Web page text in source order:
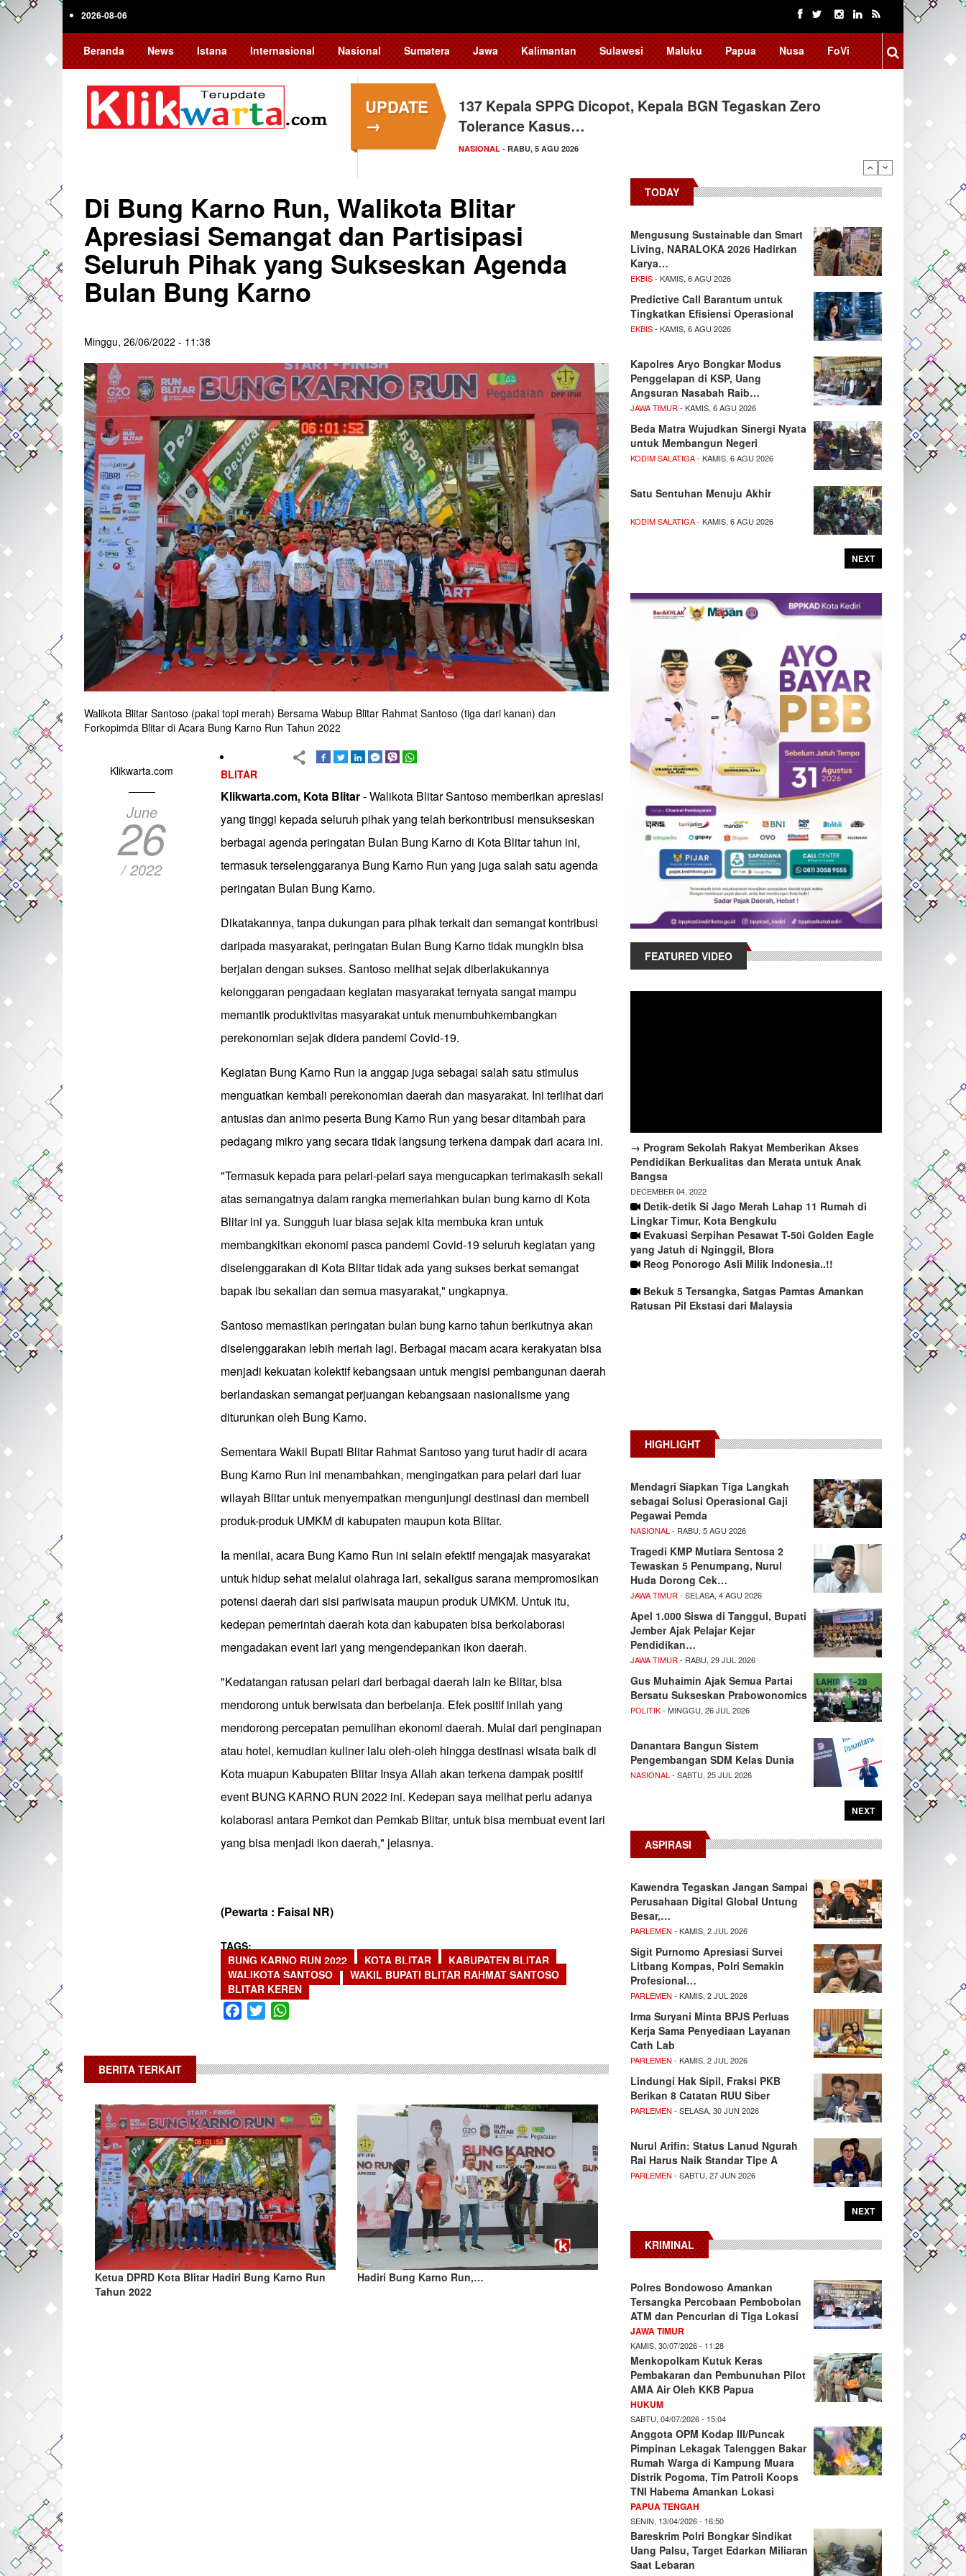
Skip
2026-08-06
Beranda News Istana Internasional Nasional Sumatera Jawa Kalimantan Sulawesi Maluku Papua Nusa FoVi
UPDATE
→
137 Kepala SPPG Dicopot, Kepala BGN Tegaskan Zero
Tolerance Kasus…
NASIONAL - RABU, 5 AGU 2026
Siswa Sekolah Rakyat Makassar Raih Prestasi Akademik
Tingkat Nasional
SULAWESI SELATAN- SELASA, 4 AGU 2026
Di Bung Karno Run, Walikota Blitar
Apresiasi Semangat dan Partisipasi
Seluruh Pihak yang Sukseskan Agenda
Bulan Bung Karno
Minggu, 26/06/2022 - 11:38
Walikota Blitar Santoso (pakai topi merah) Bersama Wabup Blitar Rahmat Santoso (tiga dari kanan) dan
Forkopimda Blitar di Acara Bung Karno Run Tahun 2022
Klikwarta.com
June
26
/ 2022
BLITAR
Klikwarta.com, Kota Blitar- Walikota Blitar Santoso memberikan apresiasi
yang tinggi kepada seluruh pihak yang telah berkontribusi mensukseskan
berbagai agenda peringatan Bulan Bung Karno di Kota Blitar tahun ini,
termasuk terselenggaranya Bung Karno Run yang juga salah satu agenda
peringatan Bulan Bung Karno.
Dikatakannya, tanpa dukungan para pihak terkait dan semangat kontribusi
daripada masyarakat, peringatan Bulan Bung Karno tidak mungkin bisa
berjalan dengan sukses. Santoso melihat sejak diberlakukannya
kelonggaran pengadaan kegiatan masyarakat ternyata sangat mampu
memantik produktivitas masyarakat untuk menumbuhkembangkan
perekonomian sejak didera pandemi Covid-19.
Kegiatan Bung Karno Run ia anggap juga sebagai salah satu stimulus
menguatkan kembali perekonomian daerah dan masyarakat. Ini terlihat dari
antusias dan animo peserta Bung Karno Run yang besar ditambah para
pedagang mikro yang secara tidak langsung terkena dampak dari acara ini.
"Termasuk kepada para pelari-pelari saya mengucapkan terimakasih sekali
atas semangatnya dalam rangka memeriahkan bulan bung karno di Kota
Blitar ini ya. Sungguh luar biasa sejak kita membuka kran untuk
membangkitkan ekonomi pasca pandemi Covid-19 seluruh kegiatan yang
diselenggarakan di Kota Blitar tidak ada yang sukses berkat semangat
bapak ibu sekalian dan semua masyarakat," ungkapnya.
Santoso memastikan peringatan bulan bung karno tahun berikutnya akan
diselenggarakan lebih meriah lagi. Berbagai macam acara kerakyatan bisa
menjadi kekuatan kolektif kebangsaan untuk mengisi pembangunan daerah
berlandaskan semangat perjuangan kebangsaan nasionalisme yang
diturunkan oleh Bung Karno.
Sementara Wakil Bupati Blitar Rahmat Santoso yang turut hadir di acara
Bung Karno Run ini menambahkan, mengingatkan para pelari dari luar
wilayah Blitar untuk menyempatkan mengunjungi destinasi dan membeli
produk-produk UMKM di kabupaten maupun kota Blitar.
Ia menilai, acara Bung Karno Run ini selain efektif mengajak masyarakat
untuk hidup sehat melalui olahraga lari, sekaligus sarana mempromosikan
potensi daerah dari sisi pariwisata maupun produk UMKM. Untuk itu,
kedepan pemerintah daerah kota dan kabupaten bisa berkolaborasi
mengadakan event lari yang mengendepankan ikon daerah.
"Kedatangan ratusan pelari dari berbagai daerah lain ke Blitar, bisa
mendorong untuk berwisata dan berbelanja. Efek positif inilah yang
mendorong percepatan pemulihan ekonomi daerah. Mulai dari penginapan
atau hotel, kemudian kuliner lalu oleh-oleh hingga destinasi wisata baik di
Kota muapun Kabupaten Blitar Insya Allah akan terkena dampak positif
event BUNG KARNO RUN 2022 ini. Kedepan saya melihat perlu adanya
kolaborasi antara Pemkot dan Pemkab Blitar, untuk bisa membuat event lari
yang bisa menjadi ikon daerah," jelasnya.
(Pewarta : Faisal NR)
TAGS
BUNG KARNO RUN 2022
KOTA BLITAR
KABUPATEN BLITAR
WALIKOTA SANTOSO
WAKIL BUPATI BLITAR RAHMAT SANTOSO
BLITAR KEREN
Facebook
Twitter
BERITA TERKAIT
Ketua DPRD Kota Blitar Hadiri Bung Karno Run
Tahun 2022
Hadiri Bung Karno Run,…
TODAY
Mengusung Sustainable dan Smart
Living, NARALOKA 2026 Hadirkan
Karya…
EKBIS- KAMIS, 6 AGU 2026
Predictive Call Barantum untuk
Tingkatkan Efisiensi Operasional
EKBIS- KAMIS, 6 AGU 2026
Kapolres Aryo Bongkar Modus
Penggelapan di KSP, Uang
Angsuran Nasabah Raib…
JAWA TIMUR - KAMIS, 6 AGU 2026
Beda Matra Wujudkan Sinergi Nyata
untuk Membangun Negeri
KODIM SALATIGA- KAMIS, 6 AGU 2026
Satu Sentuhan Menuju Akhir
KODIM SALATIGA- KAMIS, 6 AGU 2026
NEXT
FEATURED VIDEO
→ Program Sekolah Rakyat Memberikan Akses
Pendidikan Berkualitas dan Merata untuk Anak
Bangsa
DECEMBER 04, 2022
Detik-detik Si Jago Merah Lahap 11 Rumah di
Lingkar Timur, Kota Bengkulu
Evakuasi Serpihan Pesawat T-50i Golden Eagle
yang Jatuh di Nginggil, Blora
Reog Ponorogo Asli Milik Indonesia..!!
Bekuk 5 Tersangka, Satgas Pamtas Amankan
Ratusan Pil Ekstasi dari Malaysia
HIGHLIGHT
Mendagri Siapkan Tiga Langkah
sebagai Solusi Operasional Gaji
Pegawai Pemda
NASIONAL - RABU, 5 AGU 2026
Tragedi KMP Mutiara Sentosa 2
Tewaskan 5 Penumpang, Nurul
Huda Dorong Cek…
JAWA TIMUR - SELASA, 4 AGU 2026
Apel 1.000 Siswa di Tanggul, Bupati
Jember Ajak Pelajar Kejar
Pendidikan…
JAWA TIMUR - RABU, 29 JUL 2026
Gus Muhaimin Ajak Semua Partai
Bersatu Sukseskan Prabowonomics
POLITIK- MINGGU, 26 JUL 2026
Danantara Bangun Sistem
Pengembangan SDM Kelas Dunia
NASIONAL - SABTU, 25 JUL 2026
NEXT
ASPIRASI
Kawendra Tegaskan Jangan Sampai
Perusahaan Digital Global Untung
Besar,…
PARLEMEN - KAMIS, 2 JUL 2026
Sigit Purnomo Apresiasi Survei
Litbang Kompas, Polri Semakin
Profesional…
PARLEMEN - KAMIS, 2 JUL 2026
Irma Suryani Minta BPJS Perluas
Kerja Sama Penyediaan Layanan
Cath Lab
PARLEMEN - KAMIS, 2 JUL 2026
Lindungi Hak Sipil, Fraksi PKB
Berikan 8 Catatan RUU Siber
PARLEMEN - SELASA, 30 JUN 2026
Nurul Arifin: Status Lanud Ngurah
Rai Harus Naik Standar Tipe A
PARLEMEN - SABTU, 27 JUN 2026
NEXT
KRIMINAL
Polres Bondowoso Amankan
Tersangka Percobaan Pembobolan
ATM dan Pencurian di Tiga Lokasi
JAWA TIMUR
KAMIS, 30/07/2026 - 11:28
Menkopolkam Kutuk Keras
Pembakaran dan Pembunuhan Pilot
AMA Air Oleh KKB Papua
HUKUM
SABTU, 04/07/2026 - 15:04
Anggota OPM Kodap III/Puncak
Pimpinan Lekagak Talenggen Bakar
Rumah Warga di Kampung Muara
Distrik Pogoma, Tim Patroli Koops
TNI Habema Amankan Lokasi
PAPUA TENGAH
SENIN, 13/04/2026 - 16:50
Bareskrim Polri Bongkar Sindikat
Uang Palsu, Target Edarkan Miliaran
Saat Lebaran